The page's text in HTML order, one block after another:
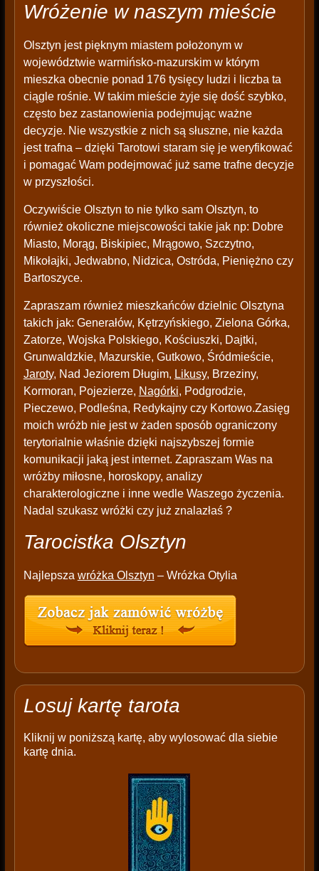
Wróżenie w naszym mieście
Olsztyn jest pięknym miastem położonym w
województwie warmińsko-mazurskim w którym
mieszka obecnie ponad 176 tysięcy ludzi i liczba ta
ciągle rośnie. W takim mieście żyje się dość szybko,
często bez zastanowienia podejmując ważne
decyzje. Nie wszystkie z nich są słuszne, nie każda
jest trafna – dzięki Tarotowi staram się je weryfikować
i pomagać Wam podejmować już same trafne decyzje
w przyszłości.
Oczywiście Olsztyn to nie tylko sam Olsztyn, to
również okoliczne miejscowości takie jak np: Dobre
Miasto, Morąg, Biskipiec, Mrągowo, Szczytno,
Mikołajki, Jedwabno, Nidzica, Ostróda, Pieniężno czy
Bartoszyce.
Zapraszam również mieszkańców dzielnic Olsztyna
takich jak: Generałów, Kętrzyńskiego, Zielona Górka,
Zatorze, Wojska Polskiego, Kościuszki, Dajtki,
Grunwaldzkie, Mazurskie, Gutkowo, Śródmieście,
Jaroty, Nad Jeziorem Długim, Likusy, Brzeziny,
Kormoran, Pojezierze, Nagórki, Podgrodzie,
Pieczewo, Podleśna, Redykajny czy Kortowo.Zasięg
moich wróżb nie jest w żaden sposób ograniczony
terytorialnie właśnie dzięki najszybszej formie
komunikacji jaką jest internet. Zapraszam Was na
wróżby miłosne, horoskopy, analizy
charakterologiczne i inne wedle Waszego życzenia.
Nadal szukasz wróżki czy już znalazłaś ?
Tarocistka Olsztyn
Najlepsza wróżka Olsztyn – Wróżka Otylia
Losuj kartę tarota
Kliknij w poniższą kartę, aby wylosować dla siebie
kartę dnia.